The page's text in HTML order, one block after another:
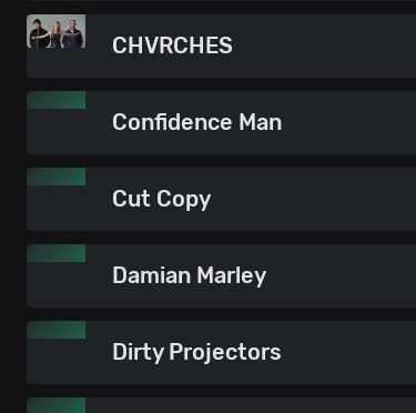
CHVRCHES
Confidence Man
Cut Copy
Damian Marley
Dirty Projectors